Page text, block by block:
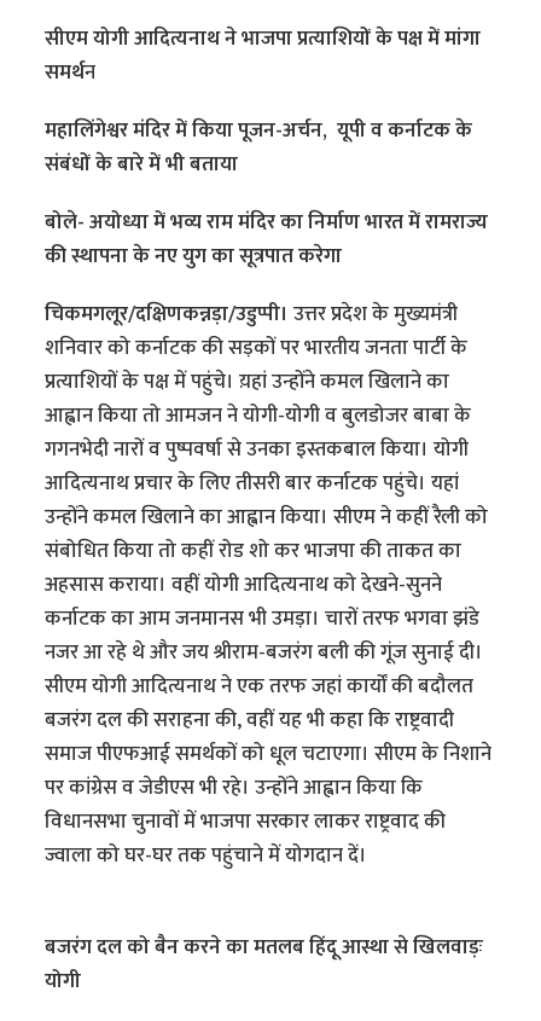
सीएम योगी आदित्यनाथ ने भाजपा प्रत्याशियों के पक्ष में मांगा
समर्थन
महालिंगेश्वर मंदिर में किया पूजन-अर्चन, यूपी व कर्नाटक के
संबंधों के बारे में भी बताया
बोले- अयोध्या में भव्य राम मंदिर का निर्माण भारत में रामराज्य
की स्थापना के नए युग का सूत्रपात करेगा
चिकमगलूर/दक्षिणकन्नड़ा/उडुप्पी। उत्तर प्रदेश के मुख्यमंत्री
शनिवार को कर्नाटक की सड़कों पर भारतीय जनता पार्टी के
प्रत्याशियों के पक्ष में पहुंचे। य़हां उन्होंने कमल खिलाने का
आह्वान किया तो आमजन ने योगी-योगी व बुलडोजर बाबा के
गगनभेदी नारों व पुष्पवर्षा से उनका इस्तकबाल किया। योगी
आदित्यनाथ प्रचार के लिए तीसरी बार कर्नाटक पहुंचे। यहां
उन्होंने कमल खिलाने का आह्वान किया। सीएम ने कहीं रैली को
संबोधित किया तो कहीं रोड शो कर भाजपा की ताकत का
अहसास कराया। वहीं योगी आदित्यनाथ को देखने-सुनने
कर्नाटक का आम जनमानस भी उमड़ा। चारों तरफ भगवा झंडे
नजर आ रहे थे और जय श्रीराम-बजरंग बली की गूंज सुनाई दी।
सीएम योगी आदित्यनाथ ने एक तरफ जहां कार्यों की बदौलत
बजरंग दल की सराहना की, वहीं यह भी कहा कि राष्ट्रवादी
समाज पीएफआई समर्थकों को धूल चटाएगा। सीएम के निशाने
पर कांग्रेस व जेडीएस भी रहे। उन्होंने आह्वान किया कि
विधानसभा चुनावों में भाजपा सरकार लाकर राष्ट्रवाद की
ज्वाला को घर-घर तक पहुंचाने में योगदान दें।
बजरंग दल को बैन करने का मतलब हिंदू आस्था से खिलवाड़ः
योगी